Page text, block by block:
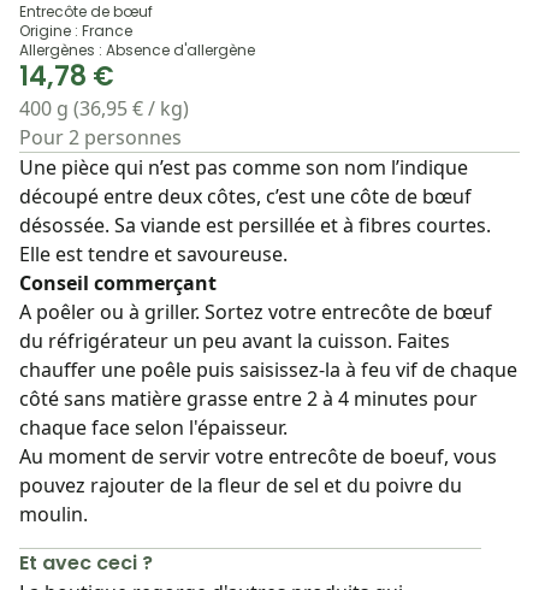
Entrecôte de bœuf
Origine : France
Allergènes : Absence d'allergène
14,78 €
400 g (36,95 € / kg)
Pour 2 personnes
Une pièce qui n’est pas comme son nom l’indique
découpé entre deux côtes, c’est une côte de bœuf
désossée. Sa viande est persillée et à fibres courtes.
Elle est tendre et savoureuse.
Conseil commerçant
A poêler ou à griller. Sortez votre entrecôte de bœuf
du réfrigérateur un peu avant la cuisson. Faites
chauffer une poêle puis saisissez-la à feu vif de chaque
côté sans matière grasse entre 2 à 4 minutes pour
chaque face selon l'épaisseur.
Au moment de servir votre entrecôte de boeuf, vous
pouvez rajouter de la fleur de sel et du poivre du
moulin.
Et avec ceci ?